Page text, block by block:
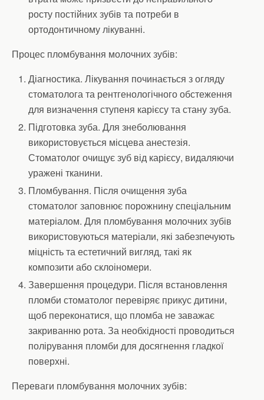
росту постійних зубів та потреби в
ортодонтичному лікуванні.
Процес пломбування молочних зубів:
Діагностика. Лікування починається з огляду
стоматолога та рентгенологічного обстеження
для визначення ступеня карієсу та стану зуба.
Підготовка зуба. Для знеболювання
використовується місцева анестезія.
Стоматолог очищує зуб від карієсу, видаляючи
уражені тканини.
Пломбування. Після очищення зуба
стоматолог заповнює порожнину спеціальним
матеріалом. Для пломбування молочних зубів
використовуються матеріали, які забезпечують
міцність та естетичний вигляд, такі як
композити або склоіномери.
Завершення процедури. Після встановлення
пломби стоматолог перевіряє прикус дитини,
щоб переконатися, що пломба не заважає
закриванню рота. За необхідності проводиться
полірування пломби для досягнення гладкої
поверхні.
Переваги пломбування молочних зубів: